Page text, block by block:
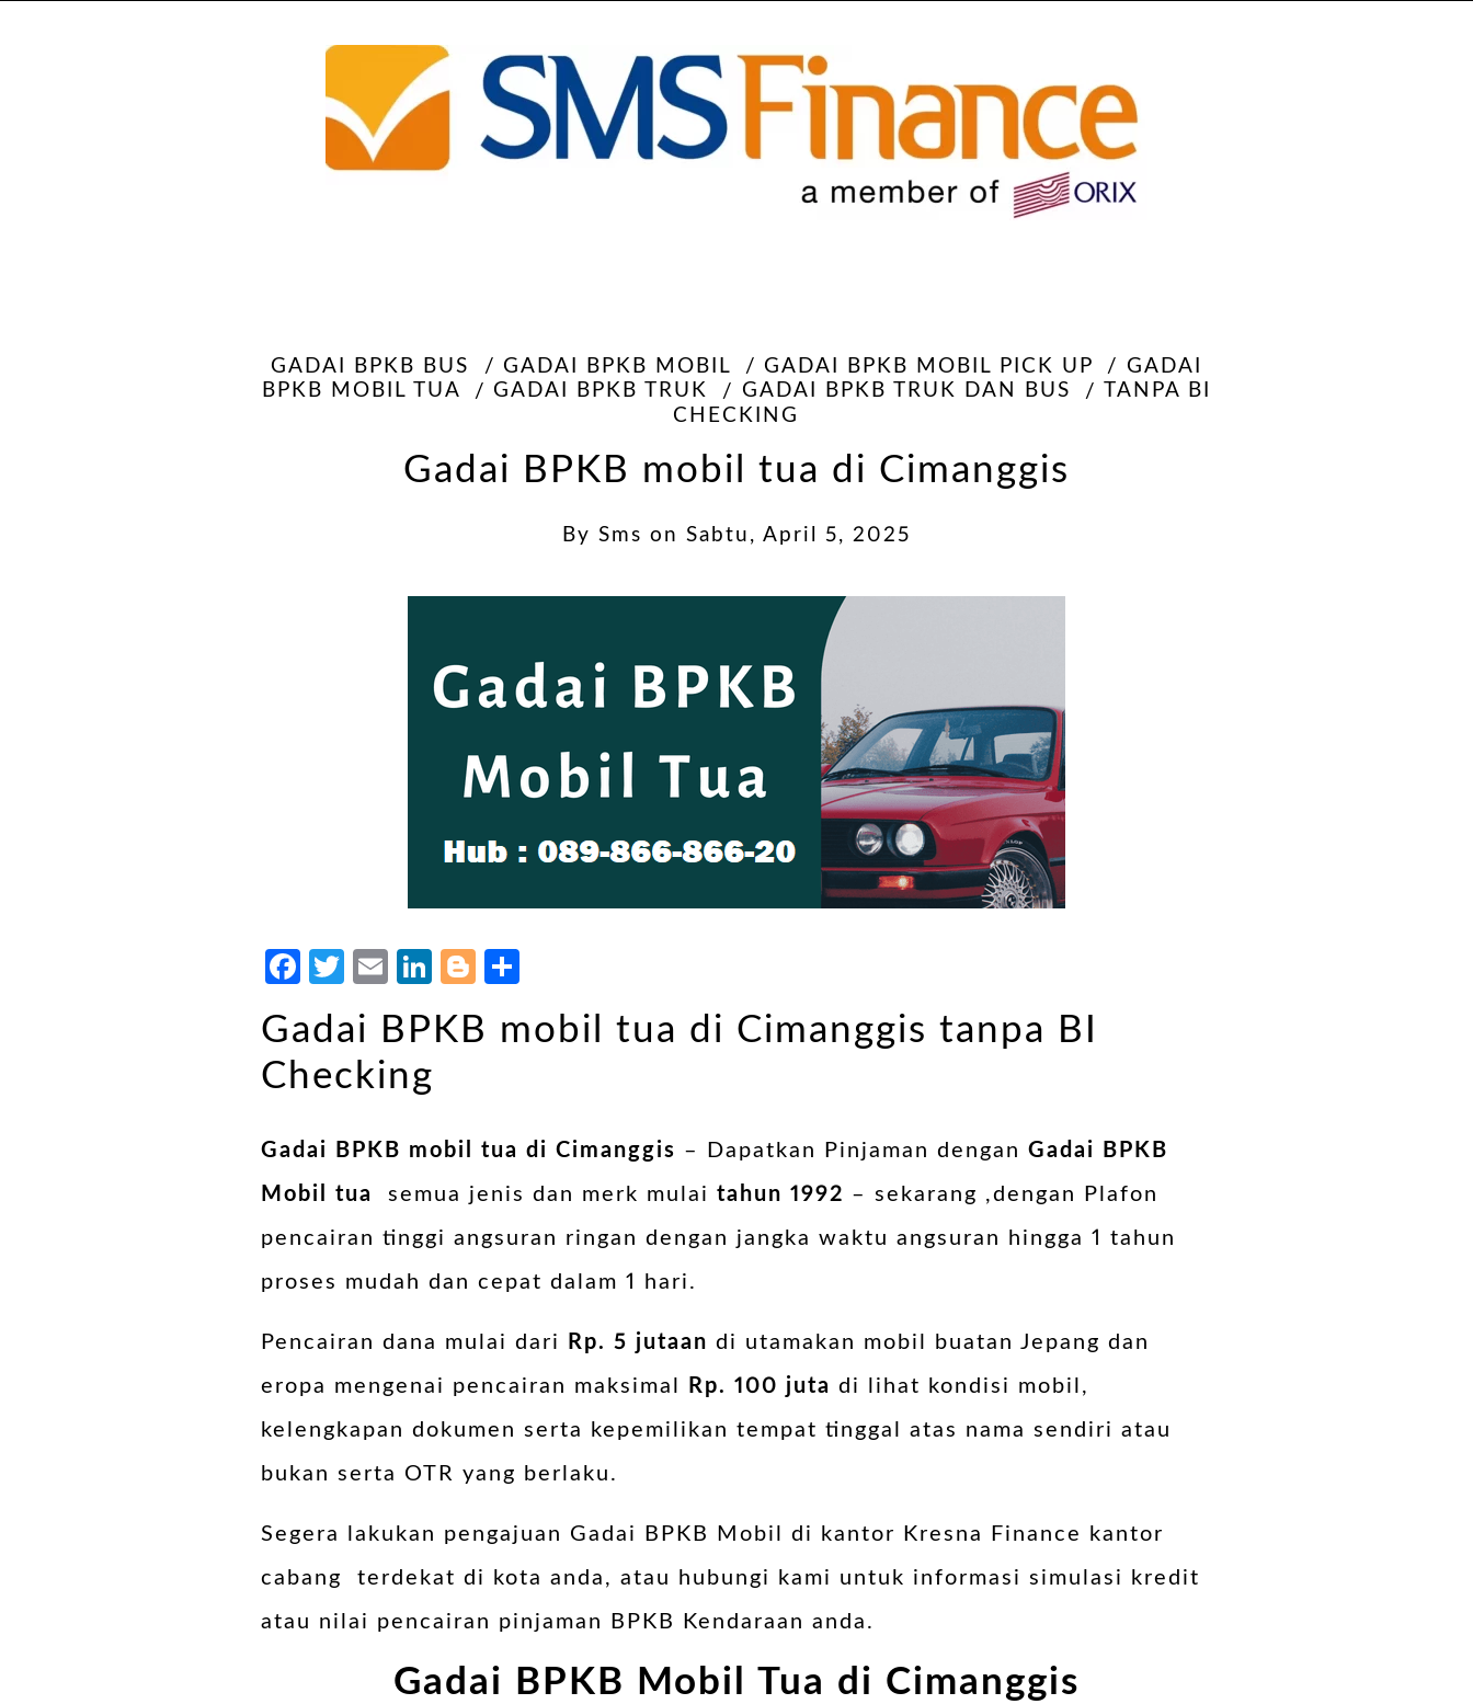
GADAI BPKB BUS GADAI BPKB MOBIL GADAI BPKB MOBIL PICK UP
GADAI
BPKB MOBIL TUA
GADAI BPKB TRUK GADAI BPKB TRUK DAN BUS
TANPA BI
CHECKING
Gadai BPKB mobil tua di Cimanggis
By Sms on Sabtu, April 5, 2025
Facebook
Twitter
EmailLinkedIn
Blogger
Gadai BPKB mobil tua di Cimanggis tanpa BI
Checking
Gadai BPKB mobil tua di Cimanggis – Dapatkan Pinjaman dengan Gadai BPKB
Mobil tua semua jenis dan merk mulai tahun 1992 – sekarang ,dengan Plafon
pencairan tinggi angsuran ringan dengan jangka waktu angsuran hingga 1 tahun
proses mudah dan cepat dalam 1 hari.
Pencairan dana mulai dari Rp. 5 jutaan di utamakan mobil buatan Jepang dan
eropa mengenai pencairan maksimal
Rp. 100 juta di lihat kondisi mobil,
kelengkapan dokumen serta kepemilikan tempat tinggal atas nama sendiri atau
bukan serta OTR yang berlaku.
Segera lakukan pengajuan Gadai BPKB Mobil di kantor Kresna Finance kantor
cabang terdekat di kota anda, atau hubungi kami untuk informasi simulasi kredit
atau nilai pencairan pinjaman BPKB Kendaraan anda.
Gadai BPKB Mobil Tua di Cimanggis